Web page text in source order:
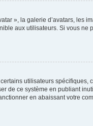
», la galerie d’avatars, les
aux utilisateurs. Si vous ne
utilisateurs spécifiques,
de ce système en publiant
en abaissant votre